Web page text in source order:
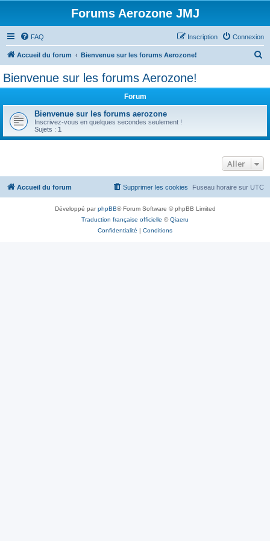
Forums Aerozone JMJ
FAQ Connexion
Inscription
Accueil du forum Bienvenue sur les forums Aerozone!
c
e
Bienvenue sur les forums Aerozone!
Forum
Bienvenue sur les forums aerozone
Inscrivez-vous en quelques secondes seulement !
Sujets : 1
Aller
Accueil du forum Fuseau horaire sur UTC
Supprimer les cookies
Développé parphpBB® Forum Software © phpBB Limited
Traduction française officielle ©Qiaeru
Confidentialité | Conditions